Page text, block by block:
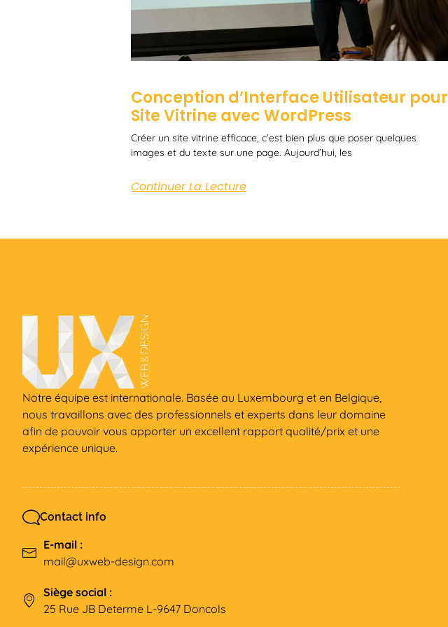
Conception d’Interface Utilisateur pour
Site Vitrine avec WordPress
Créer un site vitrine efficace, c’est bien plus que poser quelques
images et du texte sur une page. Aujourd’hui, les
Continuer La Lecture
Notre équipe est internationale. Basée au Luxembourg et en Belgique,
nous travaillons avec des professionnels et experts dans leur domaine
afin de pouvoir vous apporter un excellent rapport qualité/prix et une
expérience unique.
Contact info
E-mail :
mail@uxweb-design.com
Siège social :
25 Rue JB Determe L-9647 Doncols